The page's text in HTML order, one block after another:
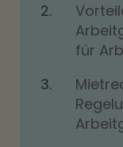
für